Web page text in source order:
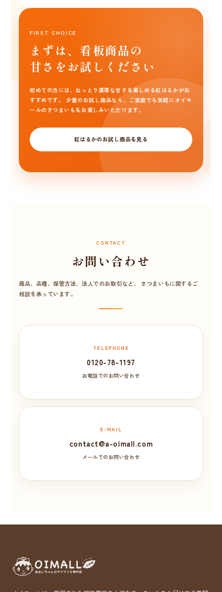
FIRST CHOICE
まずは、看板商品の
甘さをお試しください
初めての方には、ねっとり濃厚な甘さを楽しめる紅はるかがお
すすめです。 少量のお試し商品なら、ご家庭でも気軽にオイモ
ールのさつまいもをお楽しみいただけます。
紅はるかのお試し商品を見る
CONTACT
お問い合わせ
商品、品種、保管方法、法人でのお取引など、 さつまいもに関するご
相談を承っています。
TELEPHONE
0120-78-1197
お電話でのお問い合わせ
E-MAIL
contact@a-oimall.com
メールでのお問い合わせ